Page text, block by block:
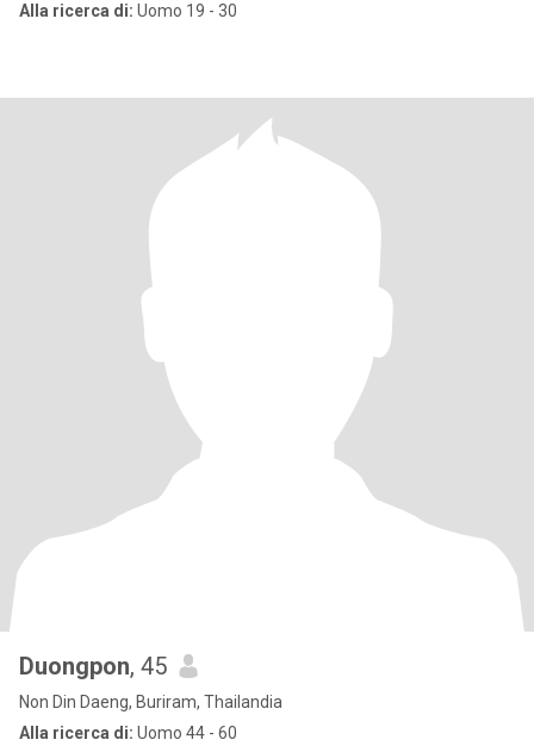
Alla ricerca di: Uomo 19 - 30
Duongpon, 45
Non Din Daeng, Buriram, Thailandia
Alla ricerca di: Uomo 44 - 60